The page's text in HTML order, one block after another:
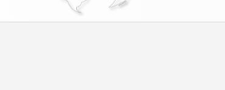
Çerez Politikası